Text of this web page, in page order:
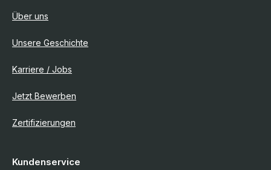
Über uns
Unsere Geschichte
Karriere / Jobs
Jetzt Bewerben
Zertifizierungen
Kundenservice